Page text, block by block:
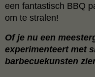
een fantastisch BBQ
om te stralen!
Of je nu een
experimenteert met
barbecuekunsten